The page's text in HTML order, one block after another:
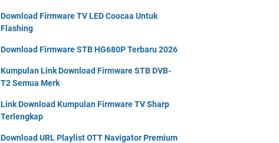
Download Firmware TV LED Coocaa Untuk
Flashing
Download Firmware STB HG680P Terbaru 2026
Kumpulan Link Download Firmware STB DVB-
T2 Semua Merk
Link Download Kumpulan Firmware TV Sharp
Terlengkap
Download URL Playlist OTT Navigator Premium